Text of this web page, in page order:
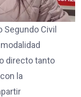
Segundo Civil
directo tanto
la